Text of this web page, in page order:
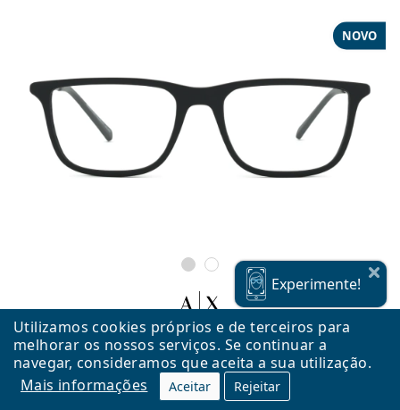
Utilizamos cookies próprios e de terceiros para
melhorar os nossos serviços. Se continuar a
navegar, consideramos que aceita a sua utilização.
Mais informações
Aceitar Rejeitar
Armani Exchange 0AX3126 8078 54
NOVO
82,99 €
Envio gratuito&Armação em stock
Experimente!